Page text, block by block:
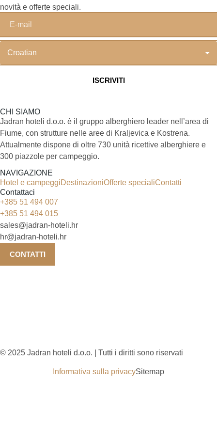
novità e offerte speciali.
CHI SIAMO
Jadran hoteli d.o.o. è il gruppo alberghiero leader nell’area di
Fiume, con strutture nelle aree di Kraljevica e Kostrena.
Attualmente dispone di oltre 730 unità ricettive alberghiere e
300 piazzole per campeggio.
NAVIGAZIONE
Hotel e campeggiDestinazioniOfferte specialiContatti
Contattaci
+385 51 494 007
+385 51 494 015
sales@jadran-hoteli.hr
hr@jadran-hoteli.hr
CONTATTI
© 2025 Jadran hoteli d.o.o. | Tutti i diritti sono riservati
Informativa sulla privacySitemap